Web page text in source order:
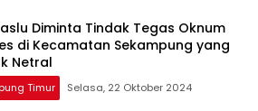
Diminta Tindak Tegas Oknum
di Kecamatan Sekampung yang
Netral
Timur Selasa, 22 Oktober 2024